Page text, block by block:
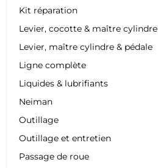
Kit réparation
Levier, cocotte & maître cylindre
Levier, maître cylindre & pédale
Ligne complète
Liquides & lubrifiants
Neiman
Outillage
Outillage et entretien
Passage de roue